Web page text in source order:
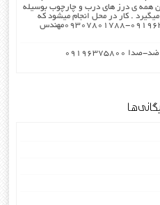
ی درز های درب و چارچوب بوسیله
. کار در محل انجام میشود که
درب با چارچوب فیکس میشود۰۹۱۹۶۳۷۵۸۰۰-۰۹۳۰۷۸۰۱۷۸۸مهندس
اکوستیک -درب عایق-صوتی ضد-صدا ۰۹۱۹۶۳۷۵۸۰۰